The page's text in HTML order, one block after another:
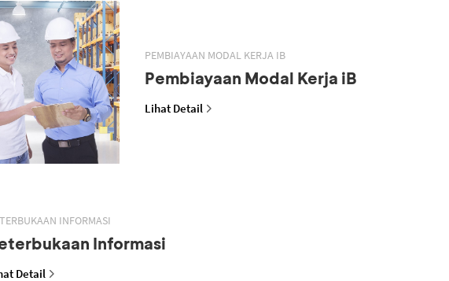
PEMBIAYAAN MODAL KERJA IB
Pembiayaan Modal Kerja iB
Lihat Detail
INFORMASI
Informasi
Detail